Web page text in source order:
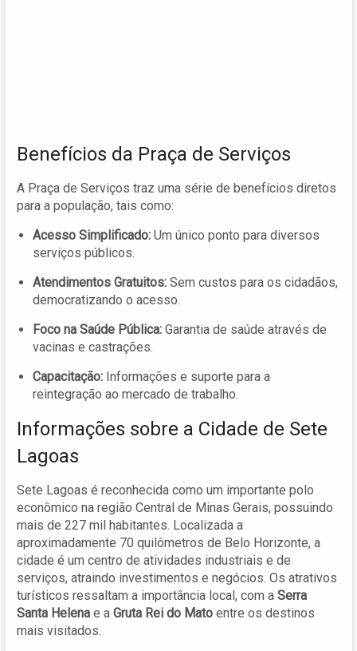
Benefícios da Praça de Serviços
A Praça de Serviços traz uma série de benefícios diretos
para a população, tais como:
Acesso Simplificado: Um único ponto para diversos
serviços públicos.
Atendimentos Gratuitos: Sem custos para os cidadãos,
democratizando o acesso.
Foco na Saúde Pública: Garantia de saúde através de
vacinas e castrações.
Capacitação: Informações e suporte para a
reintegração ao mercado de trabalho.
Informações sobre a Cidade de Sete
Lagoas
Sete Lagoas é reconhecida como um importante polo
econômico na região Central de Minas Gerais, possuindo
mais de 227 mil habitantes. Localizada a
aproximadamente 70 quilômetros de Belo Horizonte, a
cidade é um centro de atividades industriais e de
serviços, atraindo investimentos e negócios. Os atrativos
turísticos ressaltam a importância local, com a Serra
Santa Helena e a Gruta Rei do Mato entre os destinos
mais visitados.